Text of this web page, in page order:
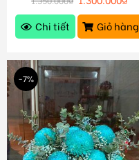
Chi tiết
Giỏ hàng
-7%